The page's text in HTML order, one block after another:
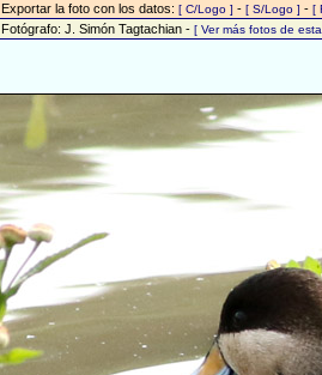
Exportar la foto con los datos: [ C/Logo ] - [ S/Logo ] - [
Fotógrafo: J. Simón Tagtachian - [ Ver más fotos de